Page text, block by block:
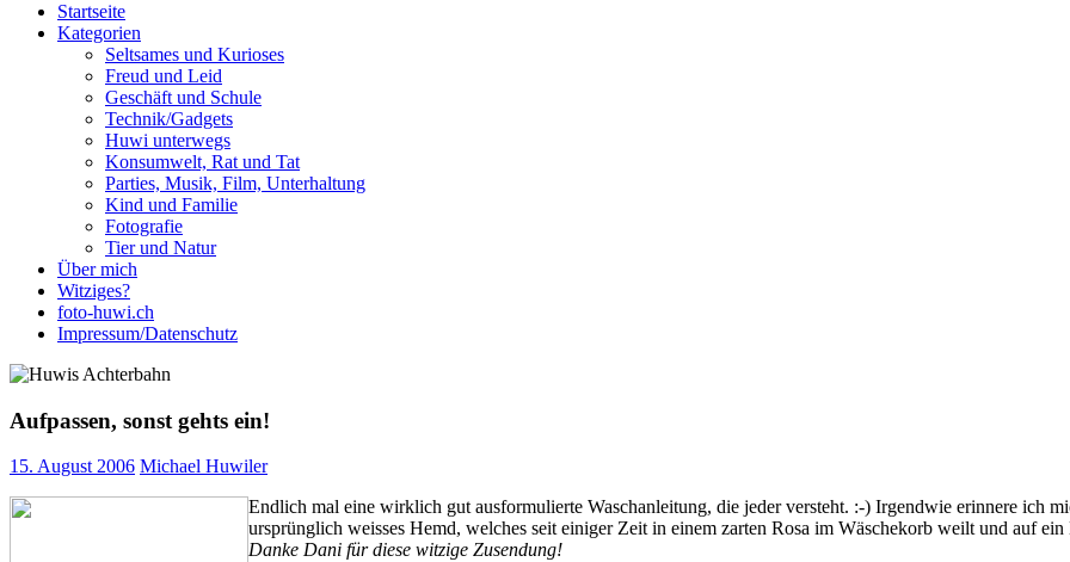
Startseite
Kategorien
Seltsames und Kurioses
Freud und Leid
Geschäft und Schule
Technik/Gadgets
Huwi unterwegs
Konsumwelt, Rat und Tat
Parties, Musik, Film, Unterhaltung
Kind und Familie
Fotografie
Tier und Natur
Über mich
Witziges?
foto-huwi.ch
Impressum/Datenschutz
Aufpassen, sonst gehts ein!
15. August 2006 Michael Huwiler
Endlich mal eine wirklich gut ausformulierte Waschanleitung, die jeder versteht. :-) Irgendwie erinnere ich
ursprünglich weisses Hemd, welches seit einiger Zeit in einem zarten Rosa im Wäschekorb weilt und auf
Danke Dani für diese witzige Zusendung!